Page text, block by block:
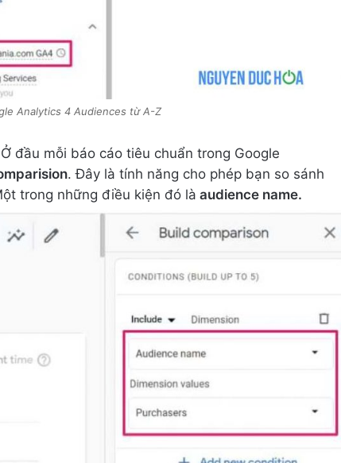
Analytics 4 Audiences từ A-Z
đầu mỗi báo cáo tiêu chuẩn trong Google
. Đây là tính năng cho phép bạn so sánh
trong những điều kiện đó là audience name.